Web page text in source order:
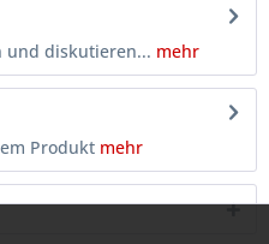
und diskutieren... mehr
Produkt mehr